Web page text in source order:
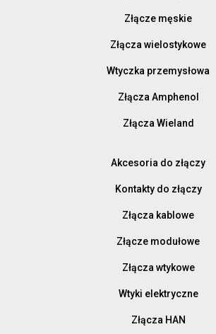
Złącze męskie
Złącza wielostykowe
Wtyczka przemysłowa
Złącza Amphenol
Złącza Wieland
Akcesoria do złączy
Kontakty do złączy
Złącza kablowe
Złącze modułowe
Złącza wtykowe
Wtyki elektryczne
Złącza HAN